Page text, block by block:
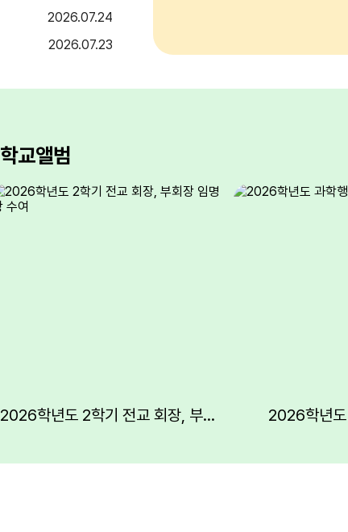
2026 07.24
2026 07.23
학교앨범
2026학년도 2학기 전교 회장, 부회장 임명장 수여 2026학년